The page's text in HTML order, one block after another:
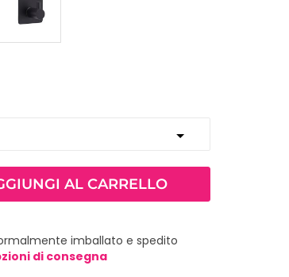
AL CARRELLO
imballato e spedito
di consegna